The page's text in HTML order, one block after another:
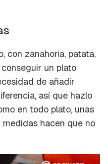
con zanahoria, patata,
un plato
de añadir
así que hazlo
en todo plato, unas
hacen que no